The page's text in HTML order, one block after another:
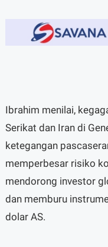
Ibrahim menilai,
Serikat dan Iran di
ketegangan
memperbesar risiko
mendorong investor
dan memburu
dolar AS.